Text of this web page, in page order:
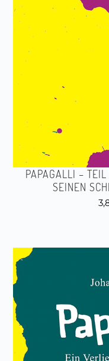
PAPAGALLI –
SEINEN